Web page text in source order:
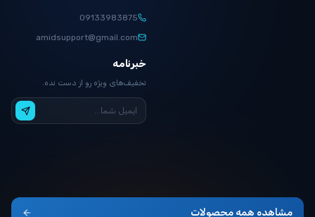
09133983875
amidsupport@gmail.com
خبرنامه
تخفیف‌های ویژه رو از دست نده.
مشاهده همه محصولات